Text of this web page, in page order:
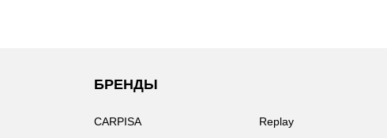
БРЕНДЫ
CARPISA
Replay